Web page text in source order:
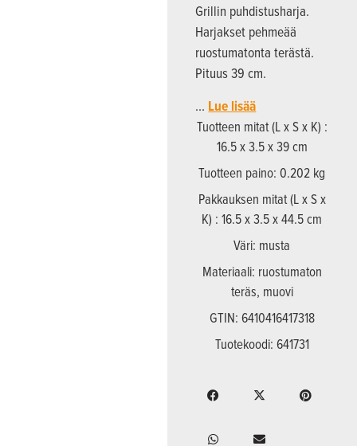
Grillin puhdistusharja.
Harjakset pehmeää
ruostumatonta terästä.
Pituus 39 cm.
… Lue lisää
Tuotteen mitat (L x S x K) :
16.5 x 3.5 x 39 cm
Tuotteen paino: 0.202 kg
Pakkauksen mitat (L x S x
K) : 16.5 x 3.5 x 44.5 cm
Väri: musta
Materiaali: ruostumaton
teräs, muovi
GTIN: 6410416417318
Tuotekoodi: 641731